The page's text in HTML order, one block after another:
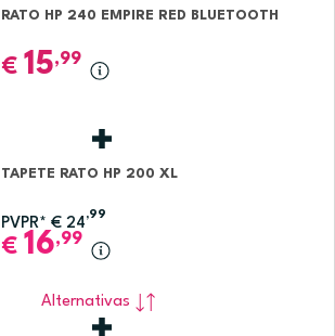
RATO HP 240 EMPIRE RED BLUETOOTH
€ 15,99
TAPETE RATO HP 200 XL
PVPR* € 24
,99
€ 16,99
Alternativas